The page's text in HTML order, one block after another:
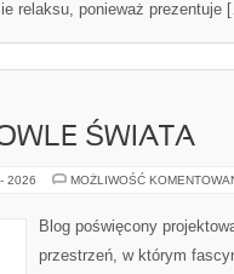
relaksu, ponieważ prezentuje
ŚWIATA
2026 MOŻLIWOŚĆ
Blog poświęcony
przestrzeń, w którym